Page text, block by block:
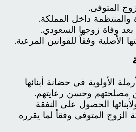
المتوفى.
والمنتظمة داخل المملكة.
بعد وفاة زوجها السعودي.
الأصلية وفقاً للقوانين المرعية.
الأولوية في حضانة أبنائها
مصلحتهم وحسن رعايتهم.
الحصول على النفقة
الزوج المتوفى وفقاً لما يقرره